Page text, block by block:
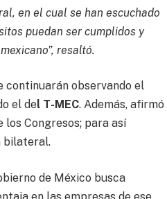
en el cual se han escuchado
puedan ser cumplidos y
resaltó.
continuarán observando el
el del T-MEC. Además, afirmó
Congresos; para así
bilateral.
de México busca